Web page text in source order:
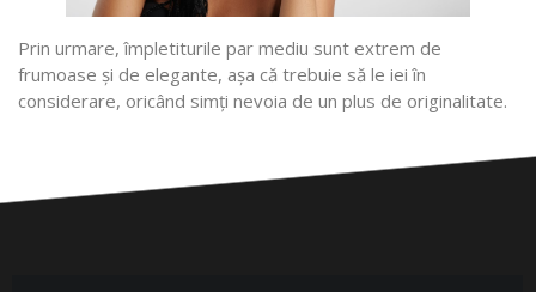
Prin urmare, împletiturile par mediu sunt extrem de
frumoase și de elegante, așa că trebuie să le iei în
considerare, oricând simți nevoia de un plus de originalitate.